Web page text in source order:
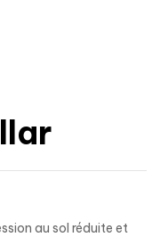
au sol réduite et